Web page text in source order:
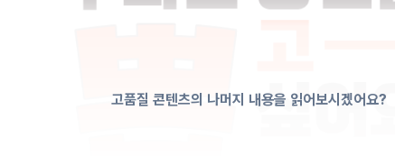
고품질 콘텐츠의 나머지 내용을 읽어보시겠어요?